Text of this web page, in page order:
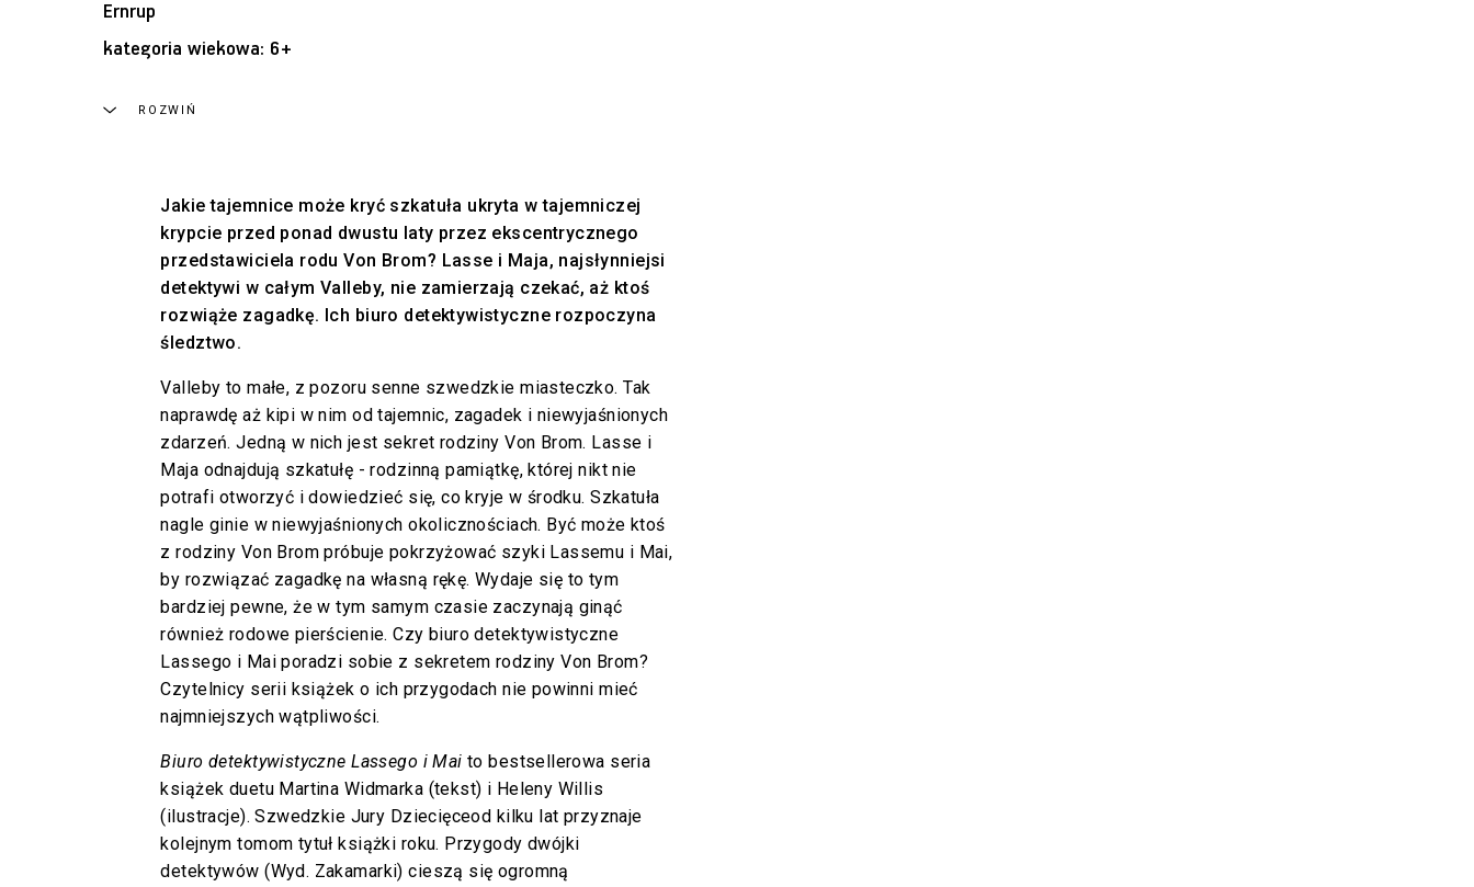
Ernrup
kategoria wiekowa: 6+
ROZWIŃ
Jakie tajemnice może kryć szkatuła ukryta w tajemniczej
krypcie przed ponad dwustu laty przez ekscentrycznego
przedstawiciela rodu Von Brom? Lasse i Maja, najsłynniejsi
detektywi w całym Valleby, nie zamierzają czekać, aż ktoś
rozwiąże zagadkę. Ich biuro detektywistyczne rozpoczyna
śledztwo.
Valleby to małe, z pozoru senne szwedzkie miasteczko. Tak
naprawdę aż kipi w nim od tajemnic, zagadek i niewyjaśnionych
zdarzeń. Jedną w nich jest sekret rodziny Von Brom. Lasse i
Maja odnajdują szkatułę - rodzinną pamiątkę, której nikt nie
potrafi otworzyć i dowiedzieć się, co kryje w środku. Szkatuła
nagle ginie w niewyjaśnionych okolicznościach. Być może ktoś
z rodziny Von Brom próbuje pokrzyżować szyki Lassemu i Mai,
by rozwiązać zagadkę na własną rękę. Wydaje się to tym
bardziej pewne, że w tym samym czasie zaczynają ginąć
również rodowe pierścienie. Czy biuro detektywistyczne
Lassego i Mai poradzi sobie z sekretem rodziny Von Brom?
Czytelnicy serii książek o ich przygodach nie powinni mieć
najmniejszych wątpliwości.
Biuro detektywistyczne Lassego i Mai to bestsellerowa seria
książek duetu Martina Widmarka (tekst) i Heleny Willis
(ilustracje). Szwedzkie Jury Dziecięceod kilku lat przyznaje
kolejnym tomom tytuł książki roku. Przygody dwójki
detektywów (Wyd. Zakamarki) cieszą się ogromną